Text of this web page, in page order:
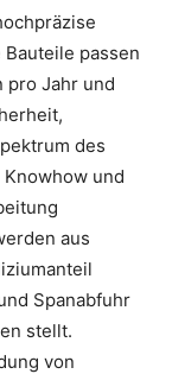
passen
pro Jahr und
des
und
aus
Spanabfuhr
stellt.
von